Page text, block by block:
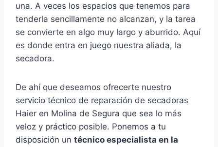
una. A veces los espacios que tenemos para
tenderla sencillamente no alcanzan, y la tarea
se convierte en algo muy largo y aburrido. Aquí
es donde entra en juego nuestra aliada, la
secadora.
De ahí que deseamos ofrecerte nuestro
servicio técnico de reparación de secadoras
Haier en Molina de Segura que sea lo más
veloz y práctico posible. Ponemos a tu
disposición un técnico especialista en la